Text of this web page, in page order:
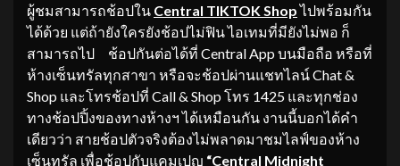
ผู้ชมสามารถช้อปใน Central TIKTOK Shopไปพร้อมกัน
ได้ด้วย แต่ถ้ายังใครยังช้อปไม่ฟิน ไอเทมที่มียังไม่พอ ก็
สามารถไป ช้อปกันต่อได้ที่ Central App บนมือถือ หรือที่
ห้างเซ็นทรัลทุกสาขา หรือจะช้อปผ่านแชทไลน์ Chat &
Shop และโทรช้อปที่ Call & Shop โทร 1425 และทุกช่อง
ทางช้อปปิ้งของทางห้างฯ ได้เหมือนกัน งานนี้บอกได้คำ
เดียวว่า สายช้อปตัวจริงต้องไม่พลาดมาชมไลฟ์ของห้าง
เซ็นทรัล เพื่อช้อปกับแคมเปญ “Central Midnight